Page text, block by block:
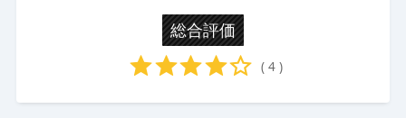
総合評価
( 4 )